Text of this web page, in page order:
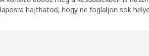
laposra hajthatod, hogy ne foglaljon sok